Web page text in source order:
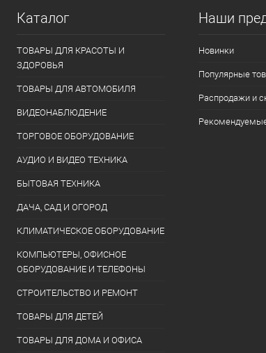
Каталог
ТОВАРЫ ДЛЯ КРАСОТЫ И
ЗДОРОВЬЯ
ТОВАРЫ ДЛЯ АВТОМОБИЛЯ
ВИДЕОНАБЛЮДЕНИЕ
ТОРГОВОЕ ОБОРУДОВАНИЕ
АУДИО И ВИДЕО ТЕХНИКА
БЫТОВАЯ ТЕХНИКА
ДАЧА, САД И ОГОРОД
КЛИМАТИЧЕСКОЕ ОБОРУДОВАНИЕ
КОМПЬЮТЕРЫ, ОФИСНОЕ
ОБОРУДОВАНИЕ И ТЕЛЕФОНЫ
СТРОИТЕЛЬСТВО И РЕМОНТ
ТОВАРЫ ДЛЯ ДЕТЕЙ
ТОВАРЫ ДЛЯ ДОМА И ОФИСА
Наши
Новинки
Популярные
Распродажи и